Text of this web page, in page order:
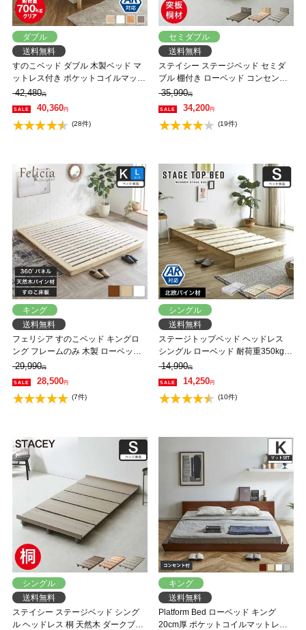
ダブル
送料無料
すのこベッド ダブル 木製ベッド マ
ットレス付き ポケットコイルマット
レス ふつう 組立簡単 ヘッドレス 一
人暮らし 北欧 低ホルムアルデヒド
バノン【AR】 【大型家具配送】
42,480円
40,360円
(28件)
セミダブル
送料無料
ステイシー ステージベッド セミダ
ブル 棚付き ローベッド コンセント2
口 タモ 桐 天然木 フロアベッド スマ
ホスタンド付き セミダブルベッド
省スペース コンパクト【フレームの
み】 【大型家具配送】
35,990円
34,200円
(19件)
キング
送料無料
フェリシア すのこベッド キングロ
ング フレームのみ 木製 ローベッド
天然木 ロング パイン材 |ナチュラル
ホワイト ブラウン 棚
29,990円
28,500円
(7件)
シングル
送料無料
ステージトップベッド ヘッドレス
シングル ローベッド 耐荷重350kg
天然木 北欧パイン材 フロアベッド
すのこベッド 省スペース ステージ
ベッド【AR】
14,990円
14,250円
(10件)
シングル
送料無料
ステイシー ステージベッド シング
ル ヘッドレス 桐 天然木 ダークブラ
キング
送料無料
Platform Bed ローベッド キング
20cm厚 ポケットコイルマットレス